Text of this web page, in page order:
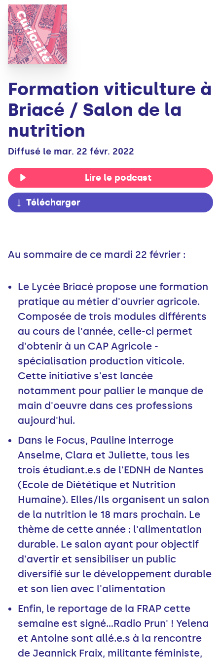
Formation viticulture à
Briacé / Salon de la
nutrition
Diffusé le mar. 22 févr. 2022
Lire le podcast
Télécharger
Au sommaire de ce mardi 22 février :
Le Lycée Briacé propose une formation
pratique au métier d'ouvrier agricole.
Composée de trois modules différents
au cours de l'année, celle-ci permet
d'obtenir à un CAP Agricole -
spécialisation production viticole.
Cette initiative s'est lancée
notamment pour pallier le manque de
main d'oeuvre dans ces professions
aujourd'hui.
Dans le Focus, Pauline interroge
Anselme, Clara et Juliette, tous les
trois étudiant.e.s de l'EDNH de Nantes
(Ecole de Diététique et Nutrition
Humaine). Elles/Ils organisent un salon
de la nutrition le 18 mars prochain. Le
thème de cette année : l'alimentation
durable. Le salon ayant pour objectif
d'avertir et sensibiliser un public
diversifié sur le développement durable
et son lien avec l'alimentation
Enfin, le reportage de la FRAP cette
semaine est signé...Radio Prun' ! Yelena
et Antoine sont allé.e.s à la rencontre
de Jeannick Fraix, militante féministe,